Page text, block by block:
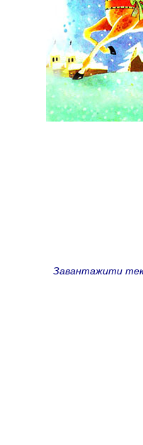
Завантажити